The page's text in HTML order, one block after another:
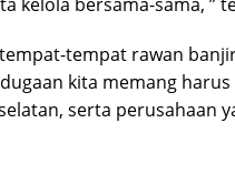
tempat rawan
kita memang
serta perusahaan